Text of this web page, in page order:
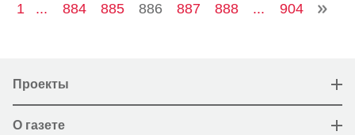
1 ... 884 885 886 887 888 ... 904
Проекты
О газете